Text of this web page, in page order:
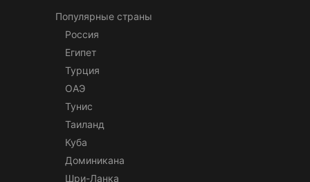
Популярные страны
Россия
Египет
Турция
ОАЭ
Тунис
Таиланд
Куба
Доминикана
Шри-Ланка